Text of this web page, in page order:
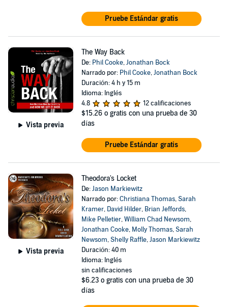
Pruebe Estándar gratis
Vista previa
The Way Back
De: Phil Cooke,Jonathan Bock
Narrado por: Phil Cooke,Jonathan Bock
Duración: 4 h y 15 m
Idioma: Inglés
4.8
12 calificaciones
$15.26 o gratis con una prueba de 30
días
Pruebe Estándar gratis
Vista previa
Theodora's Locket
De:Jason Markiewitz
Narrado por:Christiana Thomas,Sarah
Kramer, David Hilder, Brian Jeffords,
Mike Pelletier,William Chad Newsom,
Jonathan Cooke, Molly Thomas,Sarah
Newsom,Shelly Raffle,Jason Markiewitz
Duración: 40 m
Idioma: Inglés
sin calificaciones
$6.23 o gratis con una prueba de 30
días